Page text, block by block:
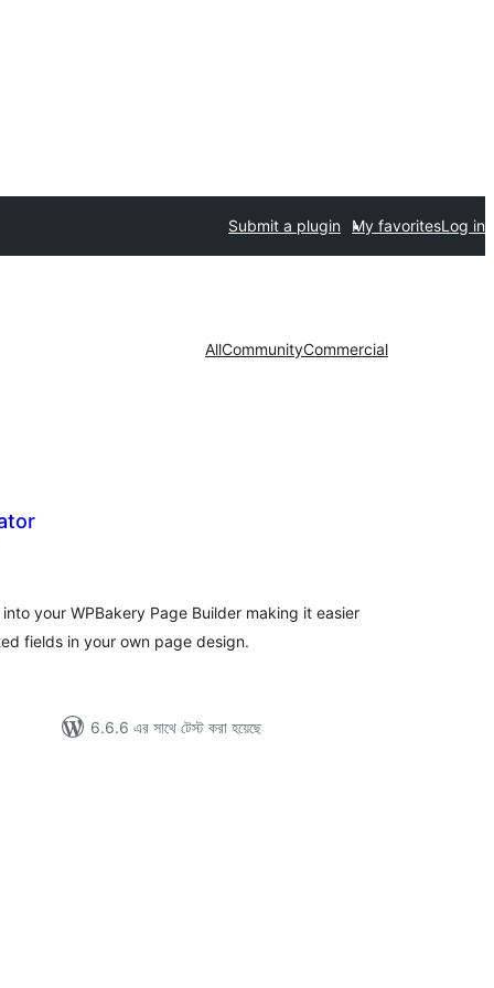
Submit a plugin My favoritesLog in
AllCommunityCommercial
your WPBakery Page Builder making it easier
fields in your own page design.
6.6.6 এর সাথে টেস্ট করা হয়েছে